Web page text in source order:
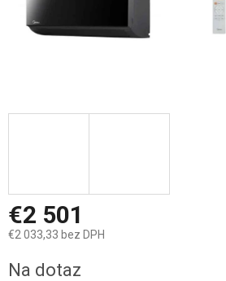
€2 501
€2 033,33 bez DPH
cena:
Na dotaz